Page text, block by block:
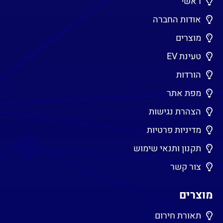
אודות החברה
מוצרים
טעינת EV
הורדות
מפת אתר
הצהרת נגישות
מדיניות פרטיות
תקנון ותנאי שימוש
צור קשר
מוצרים
תאורת חירום